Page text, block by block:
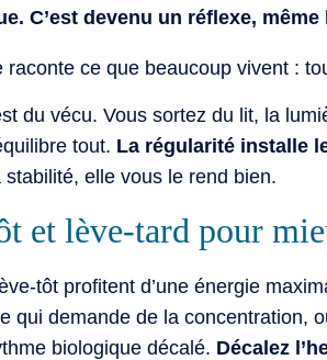
C’est devenu un réflexe,
ce que beaucoup vivent :
du vécu. Vous sortez du lit, la
tout. La régularité installe
stabilité, elle vous le rend bien.
et lève-tard pour
tôt profitent d’une énergie
qui demande de la concentration,
biologique décalé. Décalez